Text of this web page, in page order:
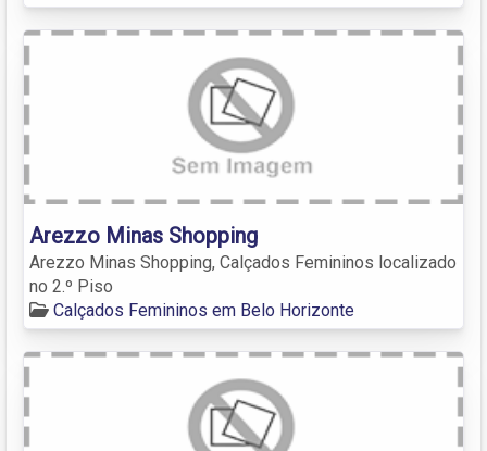
Arezzo Minas Shopping
Arezzo Minas Shopping, Calçados Femininos localizado
no 2.º Piso
Calçados Femininos em Belo Horizonte